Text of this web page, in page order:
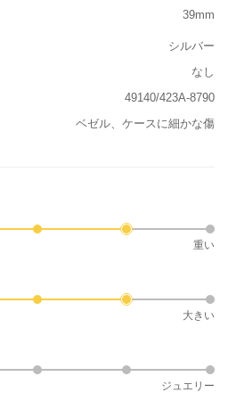
39mm
シルバー
なし
49140/423A-8790
ベゼル、ケースに細かな傷
重い
大きい
ジュエリー